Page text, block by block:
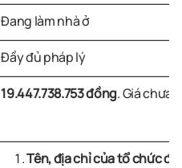
Đang làm nhà ở
Đầy đủ pháp lý
19.447.738.753đồng.Giá chưa
Tên, địa chỉ của tổ chức